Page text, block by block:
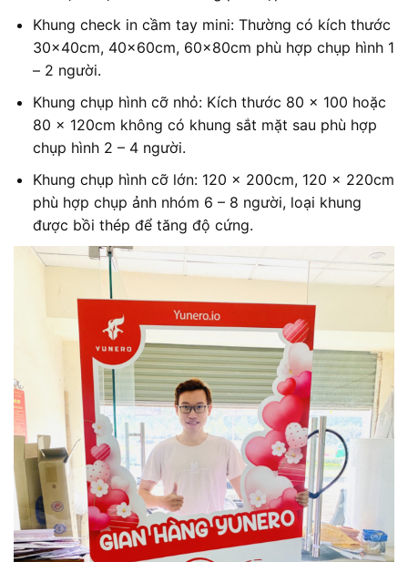
Khung check in cầm tay mini: Thường có kích thước
30x40cm, 40x60cm, 60x80cm phù hợp chụp hình 1
– 2 người.
Khung chụp hình cỡ nhỏ: Kích thước 80 x 100 hoặc
80 x 120cm không có khung sắt mặt sau phù hợp
chụp hình 2 – 4 người.
Khung chụp hình cỡ lớn: 120 x 200cm, 120 x 220cm
phù hợp chụp ảnh nhóm 6 – 8 người, loại khung
được bồi thép để tăng độ cứng.